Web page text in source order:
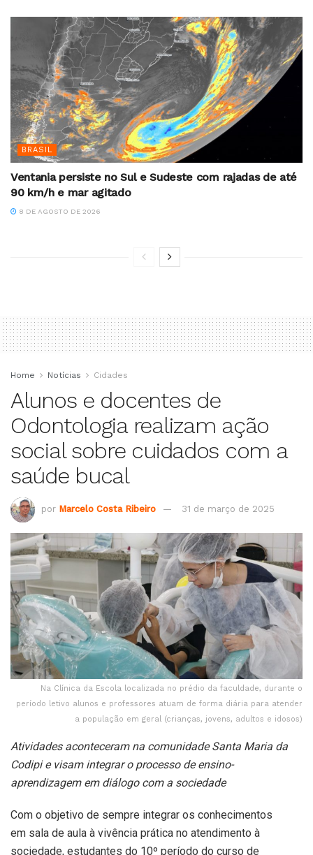
BRASIL
Ventania persiste no Sul e Sudeste com rajadas de até
90 km/h e mar agitado
8 DE AGOSTO DE 2026
Home Notícias Cidades
Alunos e docentes de
Odontologia realizam ação
social sobre cuidados com a
saúde bucal
por Marcelo Costa Ribeiro 31 de março de 2025
Na Clínica da Escola localizada no prédio da faculdade, durante o
período letivo alunos e professores atuam de forma diária para atender
a população em geral (crianças, jovens, adultos e idosos)
Atividades aconteceram na comunidade Santa Maria da
Codipi e visam integrar o processo de ensino-
aprendizagem em diálogo com a sociedade
Com o objetivo de sempre integrar os conhecimentos
em sala de aula à vivência prática no atendimento à
sociedade, estudantes do 10º período do curso de